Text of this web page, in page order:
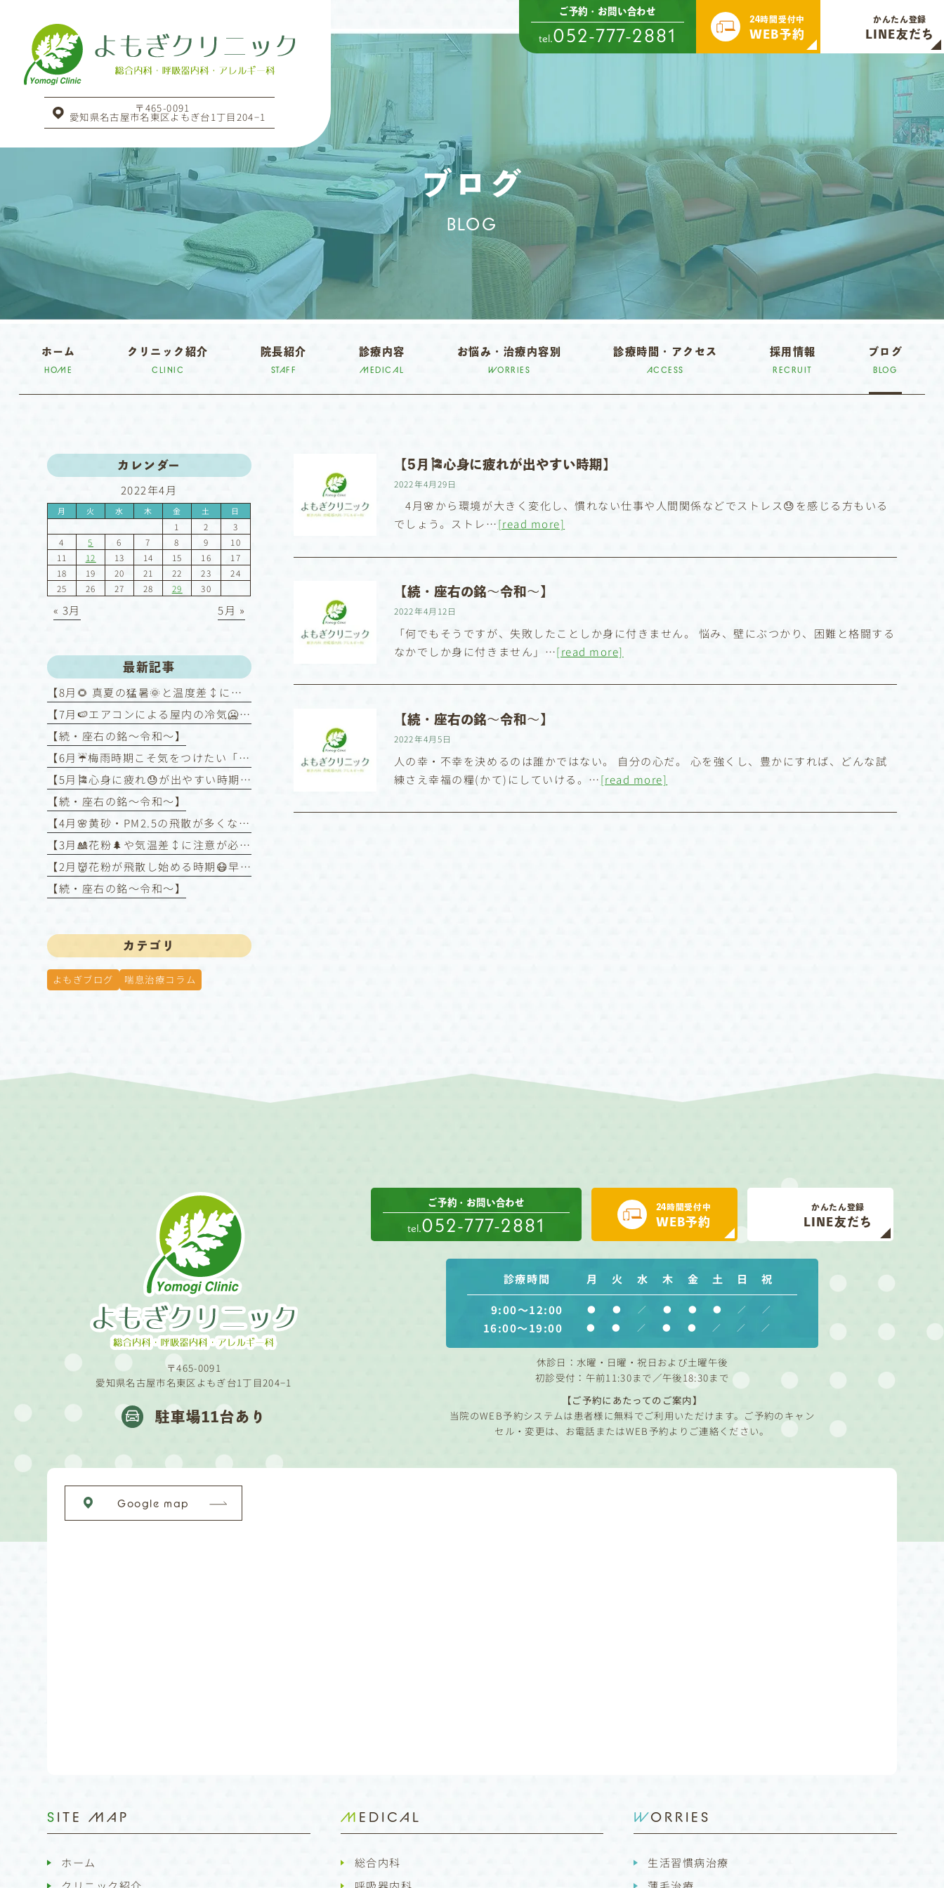
〒465-0091
愛知県名古屋市名東区よもぎ台1丁目204−1
ご予約・お問い合わせ
tel.052-777-2881
24時間受付中
WEB予約
かんたん登録
LINE友だち
ブログ
BLOG
ホーム
HOME
クリニック紹介
CLINIC
院長紹介
STAFF
診療内容
MEDICAL
お悩み・治療内容別
WORRIES
診療時間・アクセス
ACCESS
採用情報
RECRUIT
ブログ
BLOG
【5月🎏心身に疲れが出やすい時期】
2022年4月29日
4月🌸から環境が大きく変化し、慣れない仕事や人間関係などでストレス😓を感じる方もいる
でしょう。ストレ…[read more]
【続・座右の銘〜令和〜】
2022年4月12日
「何でもそうですが、失敗したことしか身に付きません。 悩み、壁にぶつかり、困難と格闘する
なかでしか身に付きません」…[read more]
【続・座右の銘〜令和〜】
2022年4月5日
人の幸・不幸を決めるのは誰かではない。 自分の心だ。 心を強くし、豊かにすれば、どんな試
練さえ幸福の糧(かて)にしていける。…[read more]
カレンダー
2022年4月
月 火 水 木 金 土 日
1 2
3
4
5 6 7 8 9
10
11
12 13 14 15 16
17
18
19 20 21 22 23
24
25
26 27 28 29 30
« 3月 5月 »
最新記事
【8月🌻 真夏の猛暑🌞と温度差↕️にご注意！～喘息を悪化させないために～】
【7月🍉エアコンによる屋内の冷気🥶と屋外の暑さ🥵との温度差↕️に注意！】
【続・座右の銘〜令和〜】
【6月☔️梅雨時期こそ気をつけたい「喘息コントロール」】
【5月🎏心身に疲れ😓が出やすい時期】
【続・座右の銘〜令和〜】
【4月🌸黄砂・PM2.5の飛散が多くなる時期】
【3月🎎花粉🌲や気温差↕️に注意が必要な時期】
【2月👹花粉が飛散し始める時期😷早めの対策を❗️】
【続・座右の銘〜令和〜】
カテゴリ
よもぎブログ 喘息治療コラム
〒465-0091
愛知県名古屋市名東区よもぎ台1丁目204−1
駐車場11台あり
ご予約・お問い合わせ
tel.052-777-2881
24時間受付中
WEB予約
かんたん登録
LINE友だち
診療時間 月 火 水 木 金 土 日
祝
9:00～12:00
● ● ／ ● ● ● ／ ／
16:00～19:00 ● ● ／ ● ● ／ ／ ／
休診日：水曜・日曜・祝日および土曜午後
初診受付：午前11:30まで／午後18:30まで
【ご予約にあたってのご案内】
当院のWEB予約システムは患者様に無料でご利用いただけます。ご予約のキャン
セル・変更は、お電話またはWEB予約よりご連絡ください。
Google map
SITE MAP
ホーム
MEDICAL
総合内科
WORRIES
生活習慣病治療